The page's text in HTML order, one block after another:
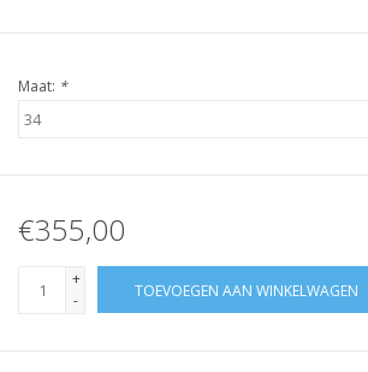
Maat: *
€355,00
+
-
TOEVOEGEN AAN WINKELWAGEN